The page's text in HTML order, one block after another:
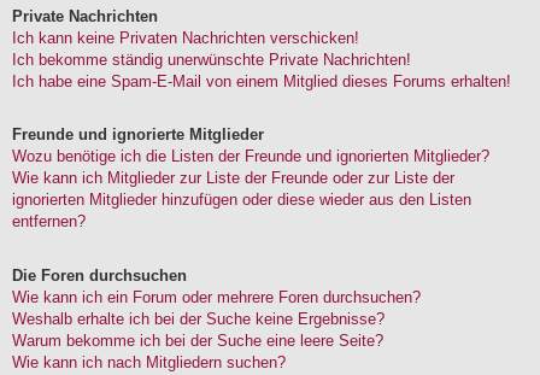
Private Nachrichten
Ich kann keine Privaten Nachrichten verschicken!
Ich bekomme ständig unerwünschte Private Nachrichten!
Ich habe eine Spam-E-Mail von einem Mitglied dieses Forums erhalten!
Freunde und ignorierte Mitglieder
Wozu benötige ich die Listen der Freunde und ignorierten Mitglieder?
Wie kann ich Mitglieder zur Liste der Freunde oder zur Liste der
ignorierten Mitglieder hinzufügen oder diese wieder aus den Listen
entfernen?
Die Foren durchsuchen
Wie kann ich ein Forum oder mehrere Foren durchsuchen?
Weshalb erhalte ich bei der Suche keine Ergebnisse?
Warum bekomme ich bei der Suche eine leere Seite?
Wie kann ich nach Mitgliedern suchen?